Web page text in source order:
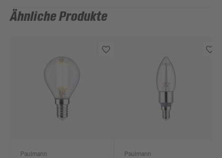
Ähnliche Produkte
Paulmann Paulmann